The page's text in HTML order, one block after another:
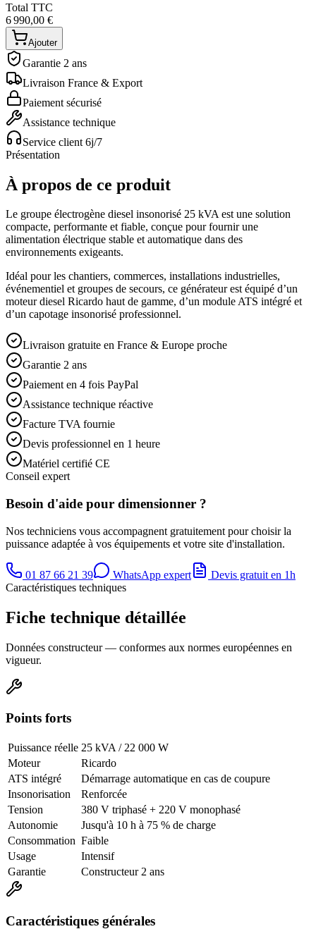
Total TTC
6 990,00 €
Ajouter
Garantie 2 ans
Livraison France & Export
Paiement sécurisé
Assistance technique
Service client 6j/7
Présentation
À propos de ce produit
Le groupe électrogène diesel insonorisé 25 kVA est une solution
compacte, performante et fiable, conçue pour fournir une
alimentation électrique stable et automatique dans des
environnements exigeants.
Idéal pour les chantiers, commerces, installations industrielles,
événementiel et groupes de secours, ce générateur est équipé d’un
moteur diesel Ricardo haut de gamme, d’un module ATS intégré et
d’un capotage insonorisé professionnel.
Livraison gratuite en France & Europe proche
Garantie 2 ans
Paiement en 4 fois PayPal
Assistance technique réactive
Facture TVA fournie
Devis professionnel en 1 heure
Matériel certifié CE
Conseil expert
Besoin d'aide pour dimensionner ?
Nos techniciens vous accompagnent gratuitement pour choisir la
puissance adaptée à vos équipements et votre site d'installation.
01 87 66 21 39 WhatsApp expert
Devis gratuit en 1h
Caractéristiques techniques
Fiche technique détaillée
Données constructeur — conformes aux normes européennes en
vigueur.
Points forts
Puissance réelle 25 kVA / 22 000 W
Moteur
Ricardo
ATS intégré
Démarrage automatique en cas de coupure
Insonorisation
Renforcée
Tension
380 V triphasé + 220 V monophasé
Autonomie
Jusqu'à 10 h à 75 % de charge
Consommation Faible
Usage
Intensif
Garantie
Constructeur 2 ans
Caractéristiques générales